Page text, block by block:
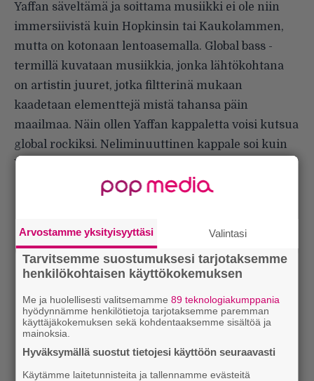
Yaffan säveltämä ja soittama musiikki ei ole niin
immersiivistä kuin Hopkinsin tai Kaukolammen,
mutta on kotonaan lentoasemalla. Global bass -
termillä kuvataan musiikkia, jonka lähtökohtana
on artistin juuret, jotka filtterinä mukaan
kaadetaan elementtejä mistä tahansa päin
maailmaa. Näin ollen Yaffan kappaletta voisi kutsua
global rockiksi. Neliminuuttinen kappale soi kuin
Yaffan matkapäiväkirja.
Arvostamme yksityisyyttäsi Valintasi
Tarvitsemme suostumuksesi tarjotaksemme
henkilökohtaisen käyttökokemuksen
Me ja huolellisesti valitsemamme89 teknologiakumppania
hyödynnämme henkilötietoja tarjotaksemme paremman
käyttäjäkokemuksen sekä kohdentaaksemme sisältöä ja
mainoksia.
Hyväksymällä suostut tietojesi käyttöön seuraavasti
Käytämme laitetunnisteita ja tallennamme evästeitä